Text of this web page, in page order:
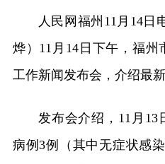
人民网福州11月14日
烨）11月14日下午，福
工作新闻发布会，介绍最新
发布会介绍，11月13
病例3例（其中无症状感